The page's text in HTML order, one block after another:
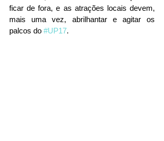
ficar de fora, e as atrações locais devem,
mais uma vez, abrilhantar e agitar os
palcos do #UP17.